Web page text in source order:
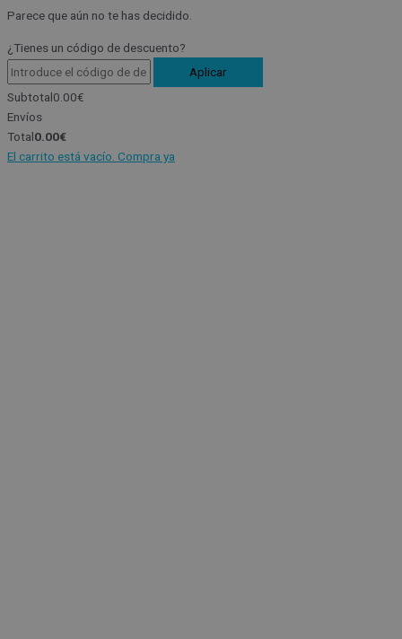
Parece que aún no te has decidido.
¿Tienes un código de descuento?
Aplicar
Subtotal0.00€
Envíos
Total0.00€
El carrito está vacío. Compra ya